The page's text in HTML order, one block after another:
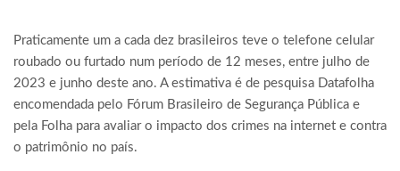
Praticamente um a cada dez brasileiros teve o telefone celular
roubado ou furtado num período de 12 meses, entre julho de
2023 e junho deste ano. A estimativa é de pesquisa Datafolha
encomendada pelo Fórum Brasileiro de Segurança Pública e
pela Folha para avaliar o impacto dos crimes na internet e contra
o patrimônio no país.